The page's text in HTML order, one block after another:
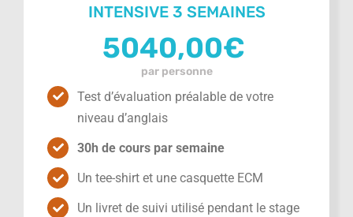
INTENSIVE 3 SEMAINES
5040,00€
par personne
Test d’évaluation préalable de votre
niveau d’anglais
30h de cours par semaine
Un tee-shirt et une casquette ECM
Un livret de suivi utilisé pendant le stage